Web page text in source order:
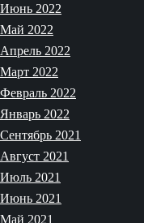
Июнь 2022
Май 2022
Апрель 2022
Март 2022
Февраль 2022
Январь 2022
Сентябрь 2021
Август 2021
Июль 2021
Июнь 2021
Май 2021